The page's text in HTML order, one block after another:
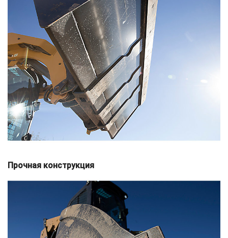
Прочная конструкция